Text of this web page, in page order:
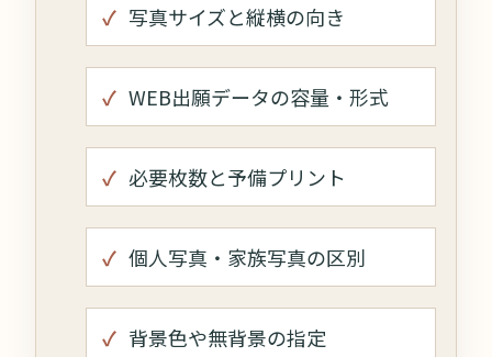
写真サイズと縦横の向き
WEB出願データの容量・形式
必要枚数と予備プリント
個人写真・家族写真の区別
背景色や無背景の指定